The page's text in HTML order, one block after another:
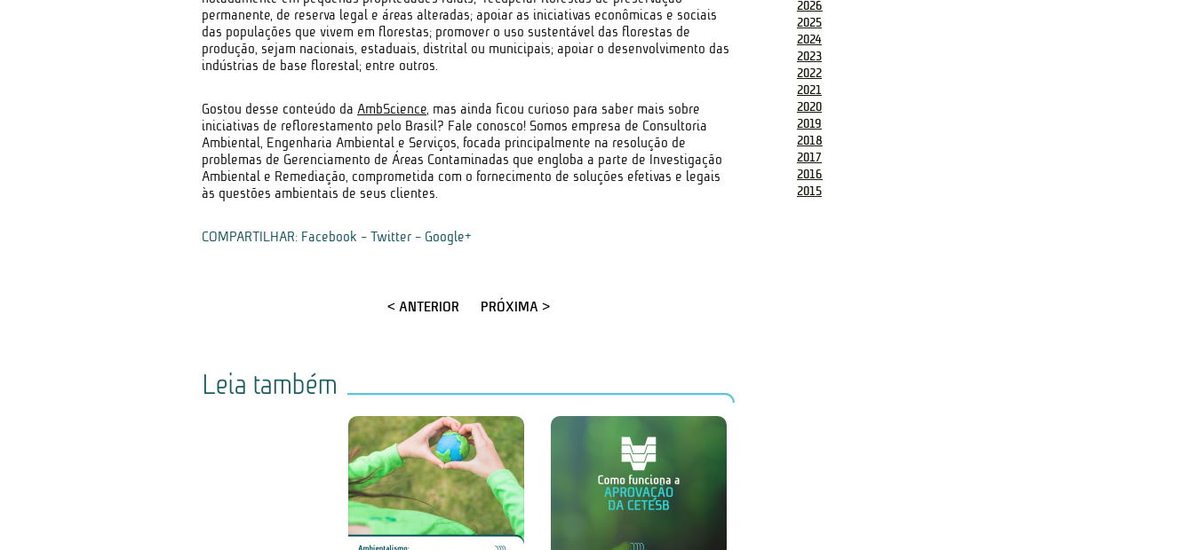
permanente, de reserva legal e áreas alteradas; apoiar as iniciativas econômicas e sociais
das populações que vivem em florestas; promover o uso sustentável das florestas de
produção, sejam nacionais, estaduais, distrital ou municipais; apoiar o desenvolvimento das
indústrias de base florestal; entre outros.
Gostou desse conteúdo da AmbScience, mas ainda ficou curioso para saber mais sobre
iniciativas de reflorestamento pelo Brasil? Fale conosco! Somos empresa de Consultoria
Ambiental, Engenharia Ambiental e Serviços, focada principalmente na resolução de
problemas de Gerenciamento de Áreas Contaminadas que engloba a parte de Investigação
Ambiental e Remediação, comprometida com o fornecimento de soluções efetivas e legais
às questões ambientais de seus clientes.
COMPARTILHAR: Facebook - Twitter - Google+
< ANTERIOR PRÓXIMA >
Leia também
2026
2025
2024
2023
2022
2021
2020
2019
2018
2017
2016
2015